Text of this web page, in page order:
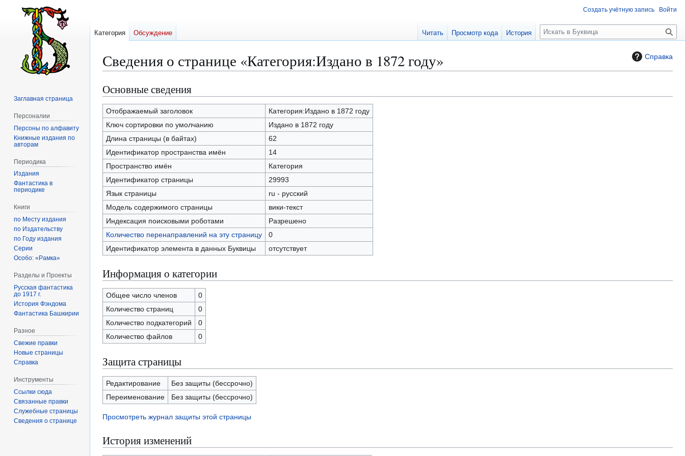
Справка
Сведения о странице «Категория:Издано в 1872 году»
Перейти
к
навигации
Перейти
к
поиску
Основные сведения
Отображаемый заголовок
Категория:Издано в 1872 году
Ключ сортировки по умолчанию
Издано в 1872 году
Длина страницы (в байтах)
62
Идентификатор пространства имён
14
Пространство имён
Категория
Идентификатор страницы
29993
Язык страницы
ru - русский
Модель содержимого страницы
вики-текст
Индексация поисковыми роботами
Разрешено
Количество перенаправлений на эту страницу
0
Идентификатор элемента в данных Буквицы
отсутствует
Информация о категории
Общее число членов
0
Количество страниц
0
Количество подкатегорий
0
Количество файлов
0
Защита страницы
Редактирование
Без защиты (бессрочно)
Переименование
Без защиты (бессрочно)
Просмотреть журнал защиты этой страницы
История изменений
Создать учётную запись Войти
Категория Обсуждение Читать Просмотр кода История
П
о
к
Заглавная страница
Персоналии
Персоны по алфавиту
Книжные издания по
авторам
Периодика
Издания
Фантастика в
периодике
Книги
по Месту издания
по Издательству
по Году издания
Серии
Особо: «Рамка»
Разделы и Проекты
Русская фантастика
до 1917 г.
История Фэндома
Фантастика Башкирии
Разное
Свежие правки
Новые страницы
Справка
Инструменты
Ссылки сюда
Связанные правки
Служебные страницы
Сведения о странице